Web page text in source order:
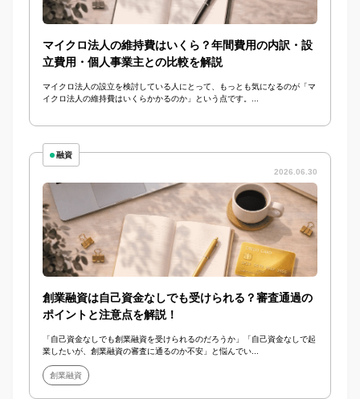
マイクロ法人の維持費はいくら？年間費用の内訳・設
立費用・個人事業主との比較を解説
マイクロ法人の設立を検討している人にとって、もっとも気になるのが「マ
イクロ法人の維持費はいくらかかるのか」という点です。...
融資
2026.06.30
創業融資は自己資金なしでも受けられる？審査通過の
ポイントと注意点を解説！
「自己資金なしでも創業融資を受けられるのだろうか」「自己資金なしで起
業したいが、創業融資の審査に通るのか不安」と悩んでい...
創業融資